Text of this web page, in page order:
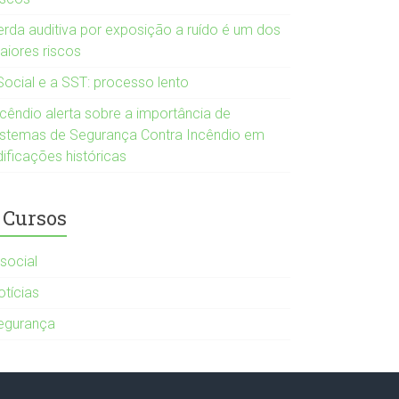
auditiva por exposição a ruído é um dos
riscos
e a SST: processo lento
alerta sobre a importância de
de Segurança Contra Incêndio em
históricas
Cursos